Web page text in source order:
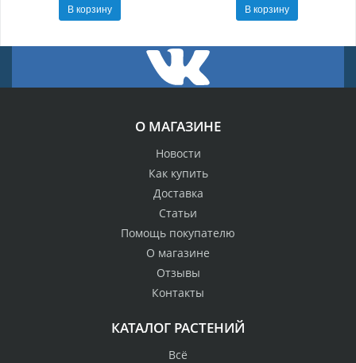
В корзину
В корзину
О МАГАЗИНЕ
Новости
Как купить
Доставка
Статьи
Помощь покупателю
О магазине
Отзывы
Контакты
КАТАЛОГ РАСТЕНИЙ
Всё